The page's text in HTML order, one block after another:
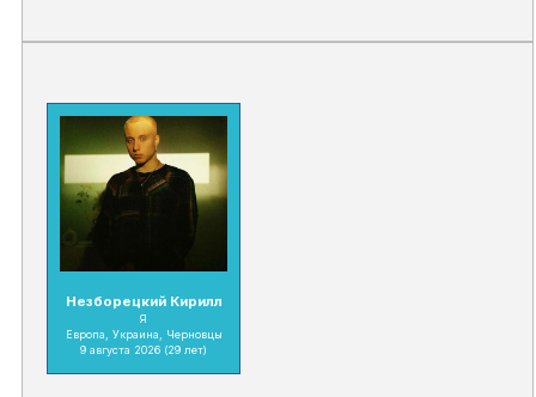
Незборецкий Кирилл
Я
Европа, Украина, Черновцы
9 августа 2026 (29 лет)